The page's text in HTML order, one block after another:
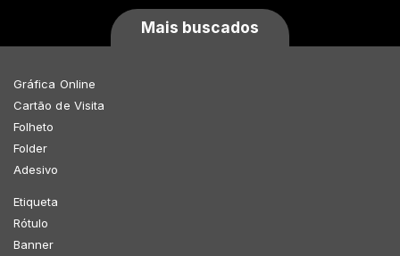
Mais buscados
Gráfica Online
Cartão de Visita
Folheto
Folder
Adesivo
Etiqueta
Rótulo
Banner